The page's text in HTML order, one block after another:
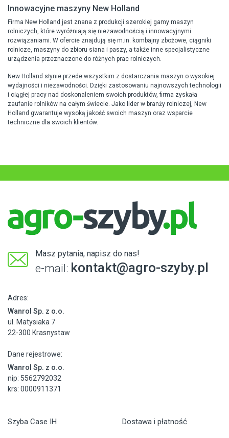
Innowacyjne maszyny New Holland
Firma New Holland jest znana z produkcji szerokiej gamy maszyn
rolniczych, które wyróżniają się niezawodnością i innowacyjnymi
rozwiązaniami. W ofercie znajdują się m.in. kombajny zbożowe, ciągniki
rolnicze, maszyny do zbioru siana i paszy, a także inne specjalistyczne
urządzenia przeznaczone do różnych prac rolniczych.
New Holland słynie przede wszystkim z dostarczania maszyn o wysokiej
wydajności i niezawodności. Dzięki zastosowaniu najnowszych technologii
i ciągłej pracy nad doskonaleniem swoich produktów, firma zyskała
zaufanie rolników na całym świecie. Jako lider w branży rolniczej, New
Holland gwarantuje wysoką jakość swoich maszyn oraz wsparcie
techniczne dla swoich klientów.
Masz pytania, napisz do nas!
e-mail: kontakt@agro-szyby.pl
Adres:
Wanrol Sp. z o.o.
ul. Matysiaka 7
22-300 Krasnystaw
Dane rejestrowe:
Wanrol Sp. z o.o.
nip: 5562792032
krs: 0000911371
Szyba Case IH Dostawa i płatność